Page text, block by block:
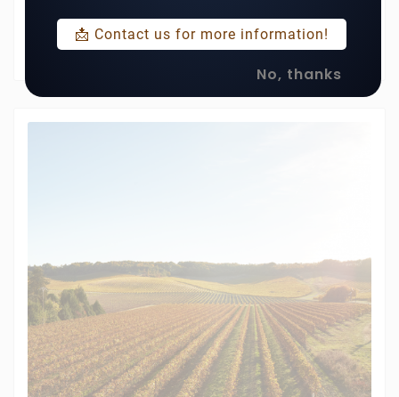
Le temps du vieillissement, un travail de maturation
No, thanks
📩 Contact us for more information!